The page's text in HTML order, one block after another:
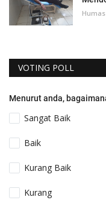
VOTING POLL
Menurut anda,
Sangat Baik
Baik
Kurang Baik
Kurang